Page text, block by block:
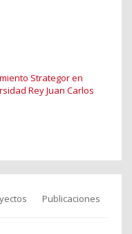
Strategor en
Rey Juan Carlos
Publicaciones